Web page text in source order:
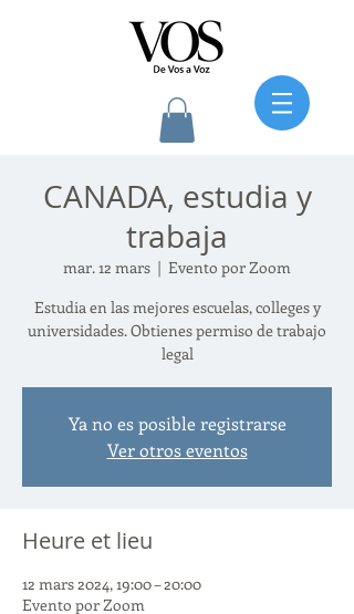
CANADA, estudia y
trabaja
mar. 12 mars
  |
Evento por Zoom
Estudia en las mejores escuelas, colleges y
universidades. Obtienes permiso de trabajo
legal
Ya no es posible registrarse
Ver otros eventos
Heure et lieu
12 mars 2024, 19:00 – 20:00
Evento por Zoom